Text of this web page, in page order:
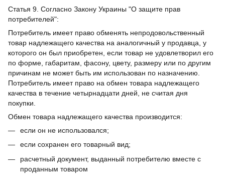
Статья 9. Согласно Закону Украины "О защите прав
потребителей":
Потребитель имеет право обменять непродовольственный
товар надлежащего качества на аналогичный у продавца, у
которого он был приобретен, если товар не удовлетворил его
по форме, габаритам, фасону, цвету, размеру или по другим
причинам не может быть им использован по назначению.
Потребитель имеет право на обмен товара надлежащего
качества в течение четырнадцати дней, не считая дня
покупки.
Обмен товара надлежащего качества производится:
если он не использовался;
если сохранен его товарный вид;
расчетный документ, выданный потребителю вместе с
проданным товаром